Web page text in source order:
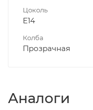
Цоколь
Е14
Колба
Прозрачная
Аналоги